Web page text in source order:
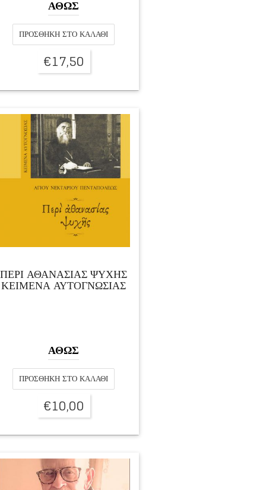
ΑΘΩΣ
ΠΡΟΣΘΉΚΗ ΣΤΟ ΚΑΛΆΘΙ
€17,50
ΠΕΡΙ ΑΘΑΝΑΣΙΑΣ ΨΥΧΗΣ
ΚΕΙΜΕΝΑ ΑΥΤΟΓΝΩΣΙΑΣ
ΑΘΩΣ
ΠΡΟΣΘΉΚΗ ΣΤΟ ΚΑΛΆΘΙ
€10,00